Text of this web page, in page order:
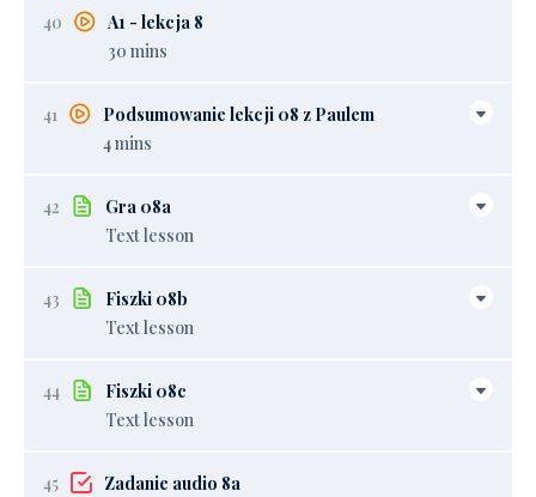
40
A1 - lekcja 8
30 mins
41
Podsumowanie lekcji 08 z Paulem
4 mins
42
Gra 08a
Text lesson
43
Fiszki 08b
Text lesson
44
Fiszki 08c
Text lesson
45
Zadanie audio 8a